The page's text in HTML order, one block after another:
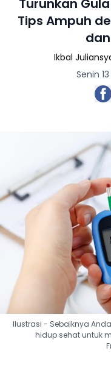
Turunkan
Tips Ampuh
Ikbal
Senin
Ilustrasi - Sebaiknya
hidup sehat untuk